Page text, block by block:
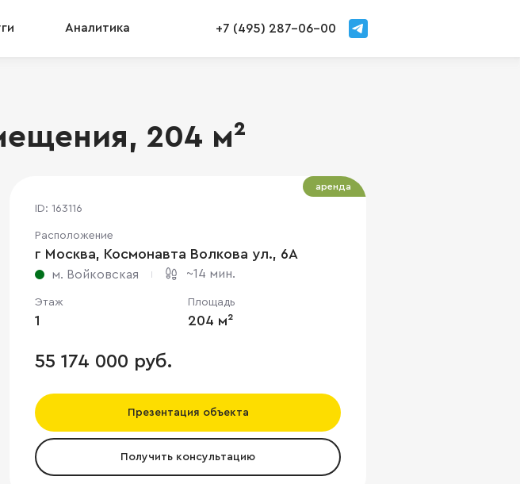
Аналитика +7 (495) 287-06-00
204 м²
ID: 163116
Расположение
г Москва, Космонавта Волкова ул., 6А
м. Войковская ~14 мин.
Этаж
1
Площадь
204 м²
55 174 000 руб.
Презентация объекта
Получить консультацию
аренда